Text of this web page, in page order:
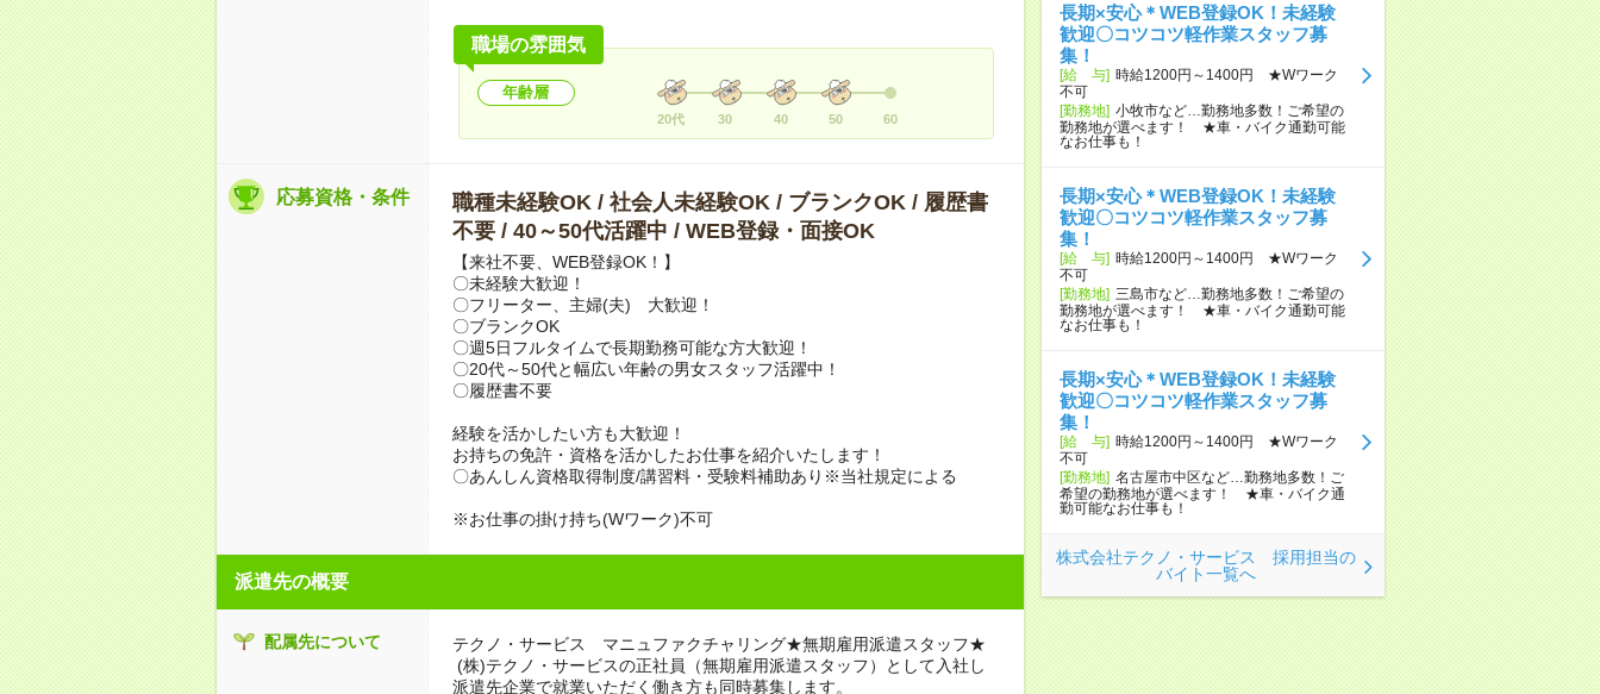
職場の雰囲気
年齢層
20代 30 40 50 60
応募資格・条件
職種未経験OK / 社会人未経験OK / ブランクOK / 履歴書
不要 / 40～50代活躍中 / WEB登録・面接OK
【来社不要、WEB登録OK！】
〇未経験大歓迎！
〇フリーター、主婦(夫) 大歓迎！
〇ブランクOK
〇週5日フルタイムで長期勤務可能な方大歓迎！
〇20代～50代と幅広い年齢の男女スタッフ活躍中！
〇履歴書不要
経験を活かしたい方も大歓迎！
お持ちの免許・資格を活かしたお仕事を紹介いたします！
〇あんしん資格取得制度/講習料・受験料補助あり※当社規定による
※お仕事の掛け持ち(Wワーク)不可
派遣先の概要
配属先について
テクノ・サービス マニュファクチャリング★無期雇用派遣スタッフ★
(株)テクノ・サービスの正社員（無期雇用派遣スタッフ）として入社し
派遣先企業で就業いただく働き方も同時募集します。
長期×安心＊WEB登録OK！未経験
歓迎〇コツコツ軽作業スタッフ募
集！
[給 与] 時給1200円～1400円 ★Wワーク
不可
[勤務地] 小牧市など…勤務地多数！ご希望の
勤務地が選べます！ ★車・バイク通勤可能
なお仕事も！
長期×安心＊WEB登録OK！未経験
歓迎〇コツコツ軽作業スタッフ募
集！
[給 与] 時給1200円～1400円 ★Wワーク
不可
[勤務地] 三島市など…勤務地多数！ご希望の
勤務地が選べます！ ★車・バイク通勤可能
なお仕事も！
長期×安心＊WEB登録OK！未経験
歓迎〇コツコツ軽作業スタッフ募
集！
[給 与] 時給1200円～1400円 ★Wワーク
不可
[勤務地] 名古屋市中区など…勤務地多数！ご
希望の勤務地が選べます！ ★車・バイク通
勤可能なお仕事も！
株式会社テクノ・サービス 採用担当の
バイト一覧へ